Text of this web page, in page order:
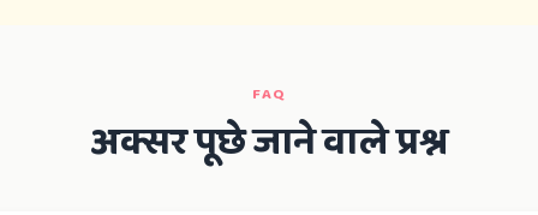
FAQ
अक्सर पूछे जाने वाले प्रश्न